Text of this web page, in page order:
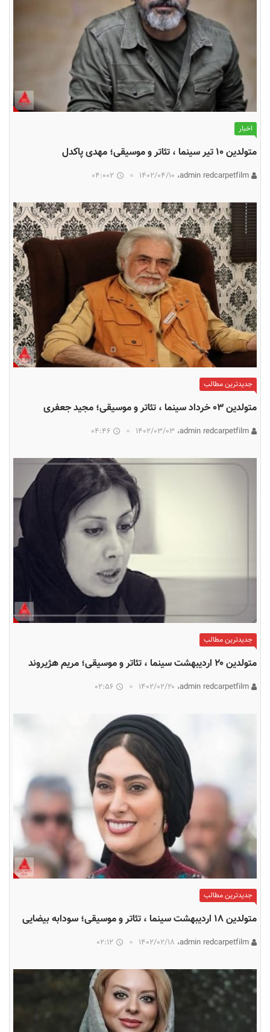
اخبار
متولدین ۱۰ تیر سینما ، تئاتر و موسیقی؛ مهدی پاکدل
۱۴۰۲/۰۴/۱۰ 04:002
جدیدترین مطالب
متولدین ۰۳ خرداد سینما ، تئاتر و موسیقی؛ مجید جعفری
۱۴۰۲/۰۳/۰۳ 04:46
جدیدترین مطالب
متولدین ۲۰ اردیبهشت سینما ، تئاتر و موسیقی؛ مریم هژیروند
۱۴۰۲/۰۲/۲۰ 02:56
جدیدترین مطالب
متولدین ۱۸ اردیبهشت سینما ، تئاتر و موسیقی؛ سودابه بیضایی
۱۴۰۲/۰۲/۱۸ 02:12